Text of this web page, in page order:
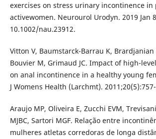
exercises on stress urinary incontinence in
activewomen. Neurourol Urodyn. 2019 Jan
10.1002/nau.23912.
Vitton V, Baumstarck-Barrau K, Brardjanian
Bouvier M, Grimaud JC. Impact of high-
on anal incontinence in a healthy young
J Womens Health (Larchmt).
Araujo MP, Oliveira E, Zucchi EVM,
MJBC, Sartori MGF. Relação entre
mulheres atletas corredoras de longa